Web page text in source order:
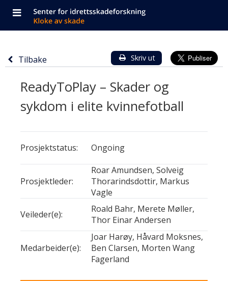
Senter
for
idrettsskadeforskning
Navigasjonen
besto
mobilmeny,
hovedside
språk
Knapp
å
bytte
navigasjon
Forside
Gå
til
Hovedinnhold
på
siden
Informasjon
prosjekttittel
'ReadyToPlay
Skader
sykdom
elite
kvinnefotball'
Tilbake
til
forrige
Tilbake Skriv ut
ReadyToPlay – Skader og
sykdom i elite kvinnefotball
om
om
- verdi
Prosjektstatus: Ongoing
Prosjektleder:
Roar Amundsen, Solveig
Thorarindsdottir, Markus
Vagle
Veileder(e):
Roald Bahr, Merete Møller,
Thor Einar Andersen
Medarbeider(e):
Joar Harøy, Håvard Moksnes,
Ben Clarsen, Morten Wang
Fagerland